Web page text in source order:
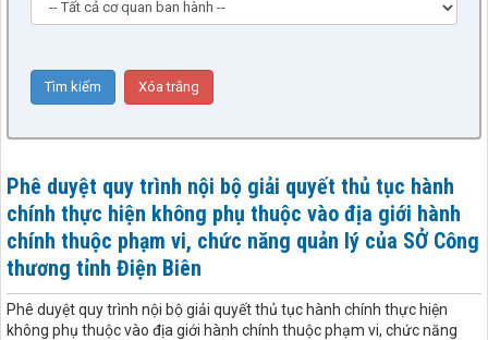
Phê duyệt quy trình nội bộ giải quyết thủ tục hành
chính thực hiện không phụ thuộc vào địa giới hành
chính thuộc phạm vi, chức năng quản lý của SỞ Công
thương tỉnh Điện Biên
Phê duyệt quy trình nội bộ giải quyết thủ tục hành chính thực hiện
không phụ thuộc vào địa giới hành chính thuộc phạm vi, chức năng